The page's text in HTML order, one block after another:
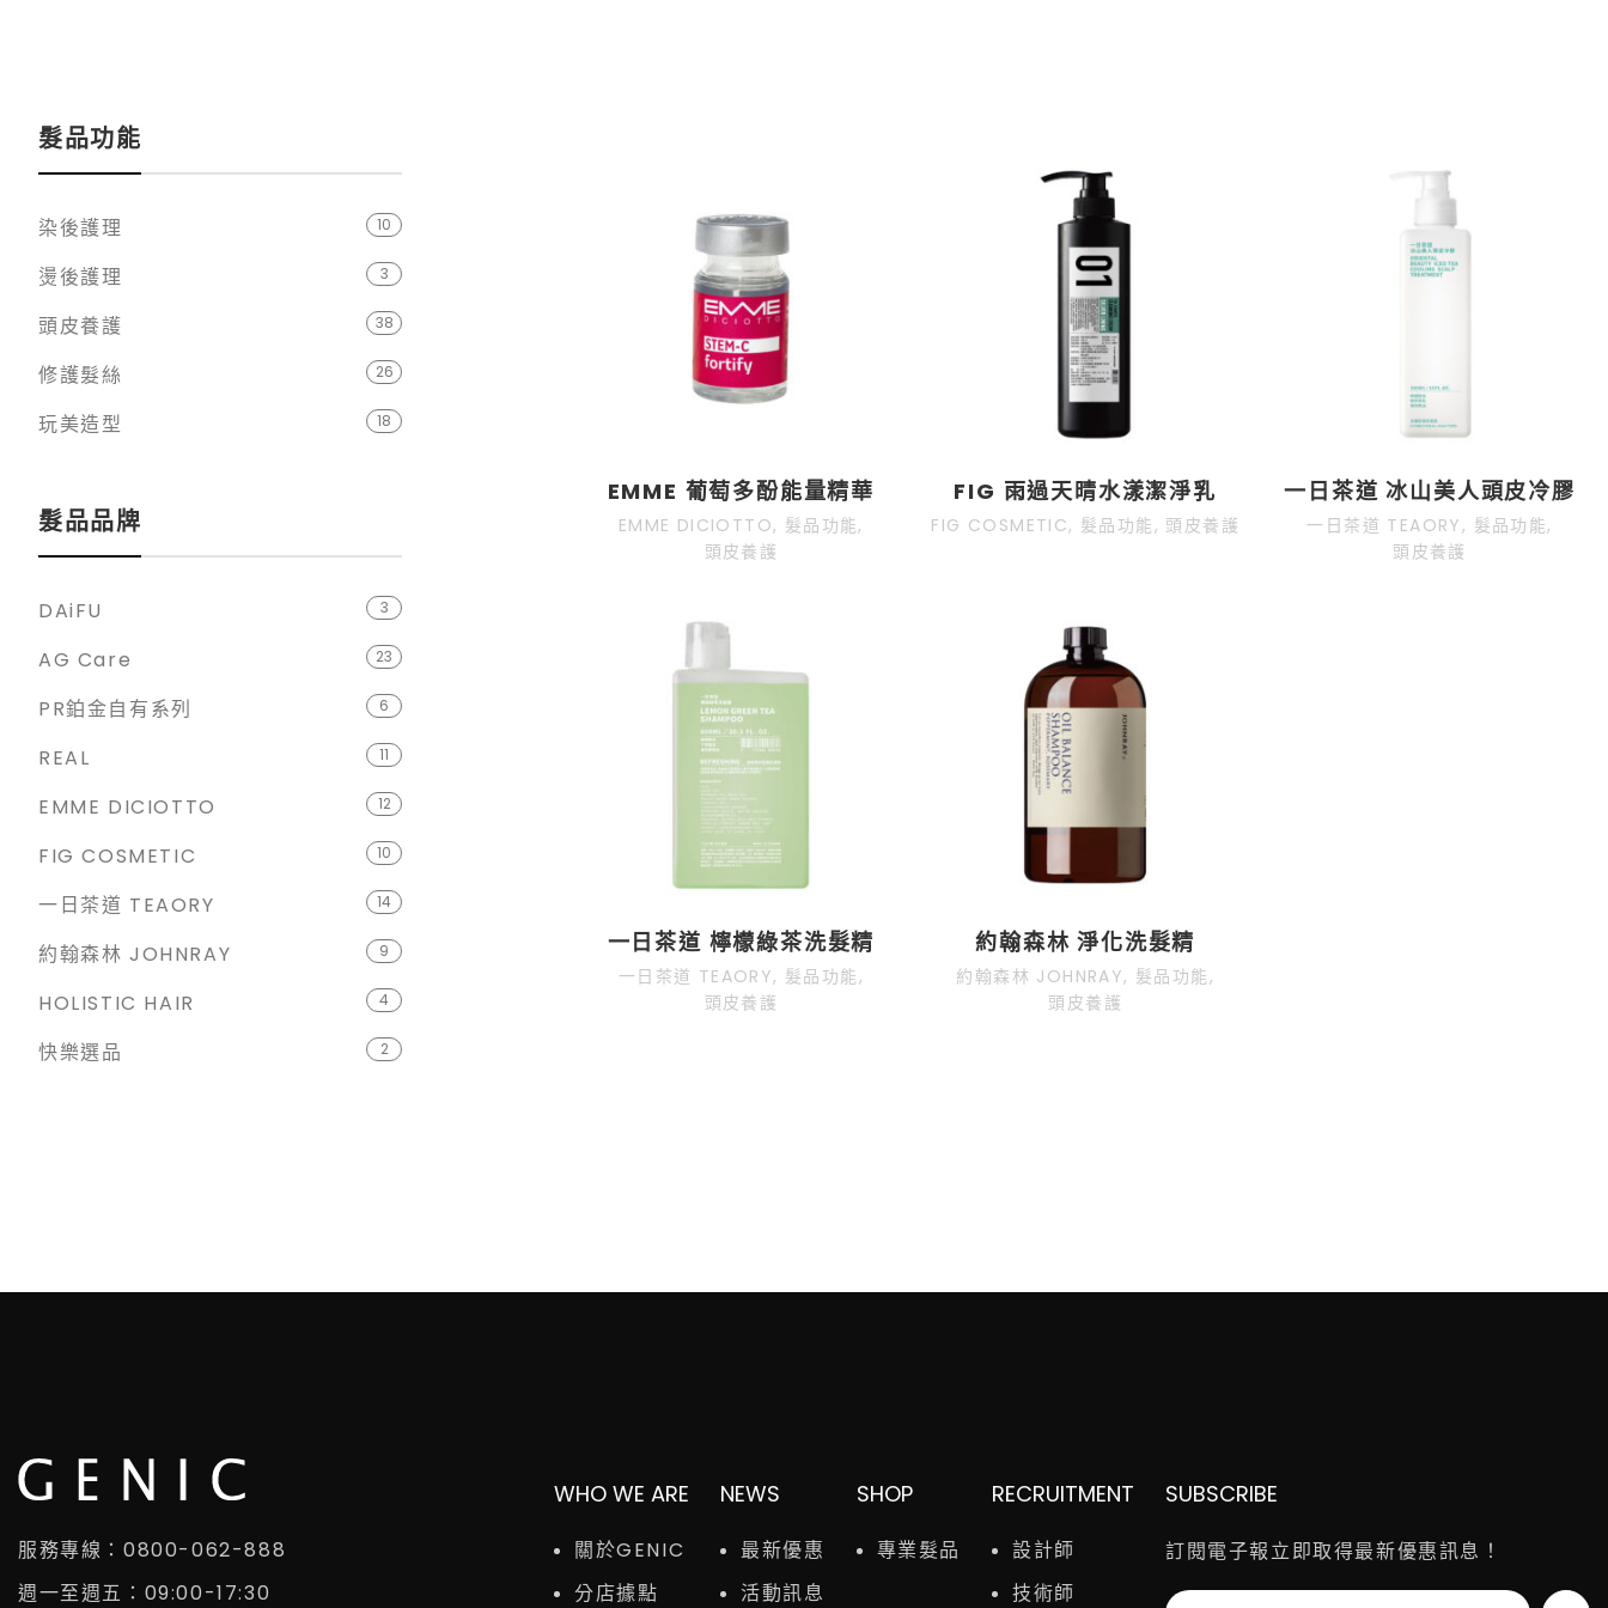
髮品功能
染後護理 10
燙後護理 3
頭皮養護 38
修護髮絲 26
玩美造型 18
髮品品牌
DAiFU 3
AG Care 23
PR鉑金自有系列 6
REAL 11
EMME DICIOTTO 12
FIG COSMETIC 10
一日茶道 TEAORY 14
約翰森林 JOHNRAY 9
HOLISTIC HAIR 4
快樂選品 2
EMME 葡萄多酚能量精華
EMME DICIOTTO, 髮品功能,
頭皮養護
FIG 雨過天晴水漾潔淨乳
FIG COSMETIC, 髮品功能 , 頭皮養護
一日茶道 冰山美人頭皮冷膠
一日茶道 TEAORY , 髮品功能,
頭皮養護
一日茶道 檸檬綠茶洗髮精
一日茶道 TEAORY, 髮品功能 ,
頭皮養護
約翰森林 淨化洗髮精
約翰森林 JOHNRAY, 髮品功能 ,
頭皮養護
服務專線：0800-062-888
週一至週五：09:00-17:30
WHO WE ARE
關於GENIC
分店據點
NEWS
最新優惠
活動訊息
SHOP
專業髮品
RECRUITMENT
設計師
技術師
SUBSCRIBE
訂閱電子報立即取得最新優惠訊息！